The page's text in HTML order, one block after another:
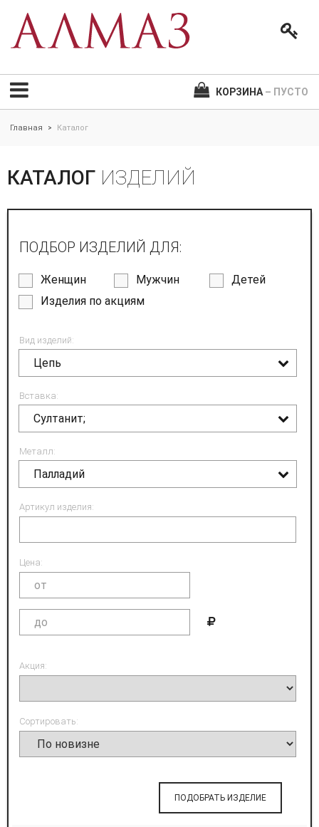
КОРЗИНА – ПУСТО
Главная > Каталог
КАТАЛОГ ИЗДЕЛИЙ
ПОДБОР ИЗДЕЛИЙ ДЛЯ:
Женщин Мужчин
Детей
Изделия по акциям
Вид изделий:
Цепь
Вставка:
Султанит;
Металл:
Палладий
Артикул изделия:
Цена:
Акция:
Сортировать:
ПОДОБРАТЬ ИЗДЕЛИЕ